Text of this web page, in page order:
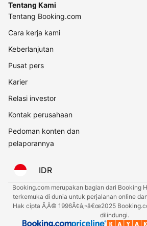
Tentang Kami
Tentang Booking.com
Cara kerja kami
Keberlanjutan
Pusat pers
Karier
Relasi investor
Kontak perusahaan
Pedoman konten dan
pelaporannya
IDR
Booking.com merupakan bagian dari Booking
terkemuka di dunia untuk perjalanan online
Hak cipta Ã‚Â© 1996Ã¢â‚¬â€œ2025
dilindungi.